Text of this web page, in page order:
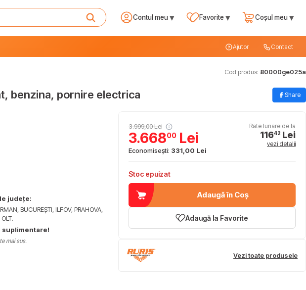
Contul meu▾ Favorite ▾ Coșul meu▾
Ajutor Contact
Cod produs: 80000ge025a
benzina, pornire electrica Share
județe:
BUCUREȘTI, ILFOV, PRAHOVA,
suplimentare!
mai sus.
3.999,00 Lei
3.66800Lei
Economisești: 331,00 Lei
Rate lunare de la
11642 Lei
vezi detalii
Stoc epuizat
Adaugă în Coș
Adaugă la Favorite
Vezi toate produsele